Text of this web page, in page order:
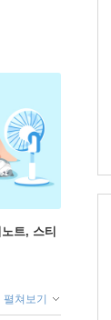
트, 스티
펼쳐보기